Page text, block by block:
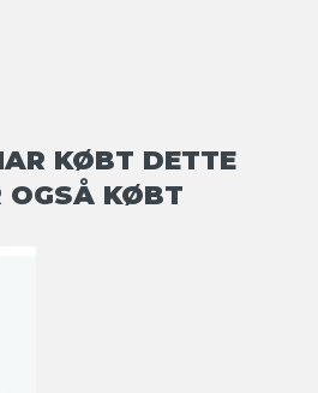
KØBT DETTE
OGSÅ KØBT